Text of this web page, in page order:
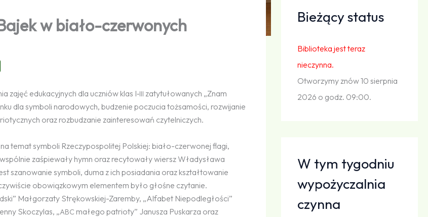
w biało-czerwonych
zajęć edukacyjnych dla uczniów klas I‑III zatytułowanych „Znam
dla symboli narodowych, budzenie poczucia tożsamości, rozwijanie
oraz rozbudzanie zainteresowań czytelniczych.
temat symboli Rzeczypospolitej Polskiej: biało-czerwonej flagi,
zaśpiewały hymn oraz recytowały wiersz Władysława
szanowanie symboli, duma z ich posiadania oraz kształtowanie
obowiązkowym elementem było głośne czytanie.
Małgorzaty Strękowskiej-Zaremby, „Alfabet Niepodległości”
Skoczylas, „ABC małego patrioty” Janusza Puskarza oraz
Bieżący status
Biblioteka jest teraz
nieczynna.
Otworzymy znów 10 sierpnia
2026 o godz. 09:00.
W tym tygodniu
wypożyczalnia
czynna